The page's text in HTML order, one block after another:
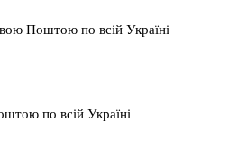
Поштою по всій Україні
по всій Україні